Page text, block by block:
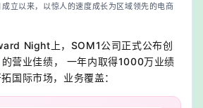
立以来，以惊人的速度成长为区域领先的电商
Night上，SOM1公司正式公布创
的营业佳绩， 一年内取得1000万业绩
国际市场，业务覆盖：